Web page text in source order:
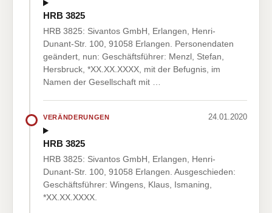
HRB 3825
HRB 3825: Sivantos GmbH, Erlangen, Henri-
Dunant-Str. 100, 91058 Erlangen. Personendaten
geändert, nun: Geschäftsführer: Menzl, Stefan,
Hersbruck, *XX.XX.XXXX, mit der Befugnis, im
Namen der Gesellschaft mit …
VERÄNDERUNGEN 24.01.2020
HRB 3825
HRB 3825: Sivantos GmbH, Erlangen, Henri-
Dunant-Str. 100, 91058 Erlangen. Ausgeschieden:
Geschäftsführer: Wingens, Klaus, Ismaning,
*XX.XX.XXXX.